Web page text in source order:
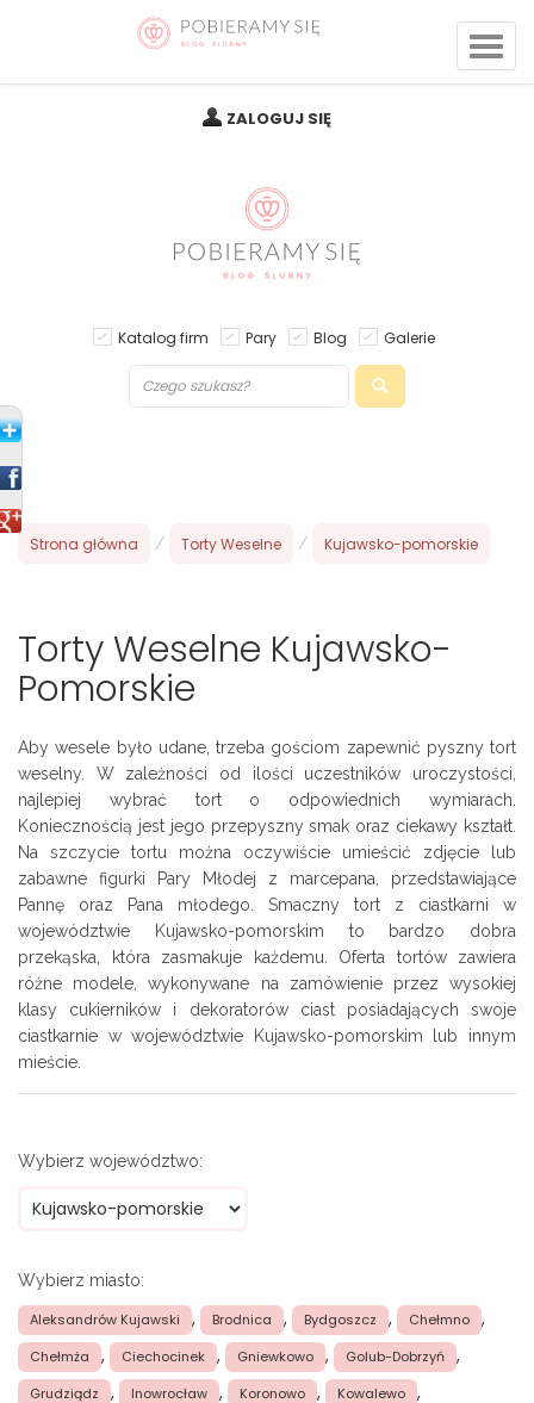
ZALOGUJ SIĘ
Katalog firm Pary Blog Galerie
Strona główna / Torty Weselne / Kujawsko-pomorskie
Torty Weselne Kujawsko-
Pomorskie
Aby wesele było udane, trzeba gościom zapewnić pyszny tort
weselny. W zależności od ilości uczestników uroczystości,
najlepiej wybrać tort o odpowiednich wymiarach.
Koniecznością jest jego przepyszny smak oraz ciekawy kształt.
Na szczycie tortu można oczywiście umieścić zdjęcie lub
zabawne figurki Pary Młodej z marcepana, przedstawiające
Pannę oraz Pana młodego. Smaczny tort z ciastkarni w
województwie Kujawsko-pomorskim to bardzo dobra
przekąska, która zasmakuje każdemu. Oferta tortów zawiera
różne modele, wykonywane na zamówienie przez wysokiej
klasy cukierników i dekoratorów ciast posiadających swoje
ciastkarnie w województwie Kujawsko-pomorskim lub innym
mieście.
Wybierz województwo:
Wybierz miasto:
Aleksandrów Kujawski , Brodnica , Bydgoszcz , Chełmno ,
Chełmża , Ciechocinek , Gniewkowo , Golub-Dobrzyń ,
Grudziądz , Inowrocław , Koronowo , Kowalewo ,